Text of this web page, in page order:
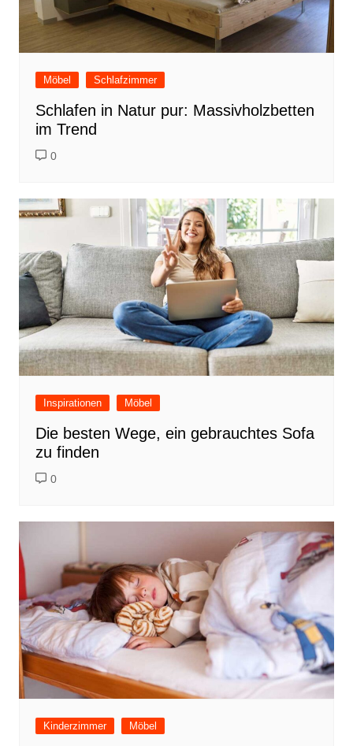
Möbel Schlafzimmer
Schlafen in Natur pur: Massivholzbetten
im Trend
0
Inspirationen Möbel
Die besten Wege, ein gebrauchtes Sofa
zu finden
0
Kinderzimmer Möbel